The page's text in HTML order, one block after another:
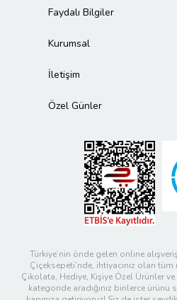
Faydalı Bilgiler
Kurumsal
İletişim
Özel Günler
Türkiye’nin önde gelen online
Çiçeksepeti’nde, ihtiyacınız olan
Çikolata, Hediye, Kişiye Özel Ürünler
kategoride aradığınız binlerce ürünü